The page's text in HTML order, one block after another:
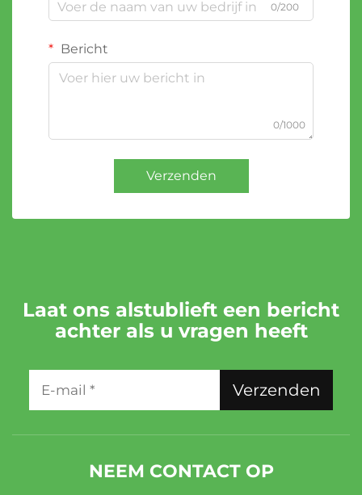
0/200
Bericht
0/1000
Verzenden
Laat ons alstublieft een bericht
achter als u vragen heeft
Verzenden
NEEM CONTACT OP